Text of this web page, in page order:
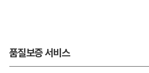
품질보증 서비스